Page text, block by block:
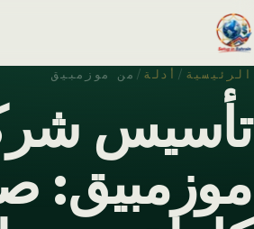
الرئيسية / أدلة / من موزمبيق
تأسيس
موزمبيق: